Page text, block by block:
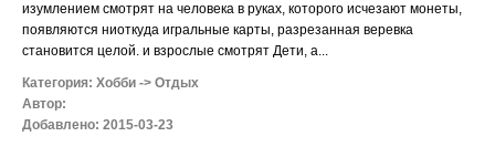
изумлением смотрят на человека в руках, которого исчезают монеты,
появляются ниоткуда игральные карты, разрезанная веревка
становится целой. и взрослые смотрят Дети, а...
Категория: Хобби -> Отдых
Автор:
Добавлено: 2015-03-23